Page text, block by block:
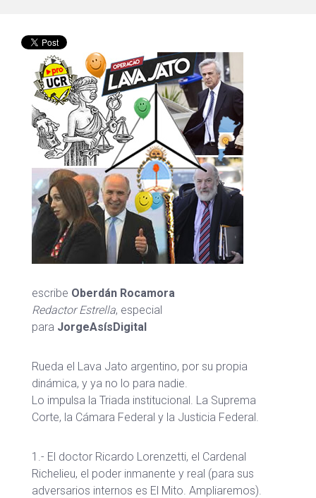
escribe Oberdán Rocamora
Redactor Estrella, especial
para JorgeAsísDigital
Rueda el Lava Jato argentino, por su propia
dinámica, y ya no lo para nadie.
Lo impulsa la Triada institucional. La Suprema
Corte, la Cámara Federal y la Justicia Federal.
1.- El doctor Ricardo Lorenzetti, el Cardenal
Richelieu, el poder inmanente y real (para sus
adversarios internos es El Mito. Ampliaremos).